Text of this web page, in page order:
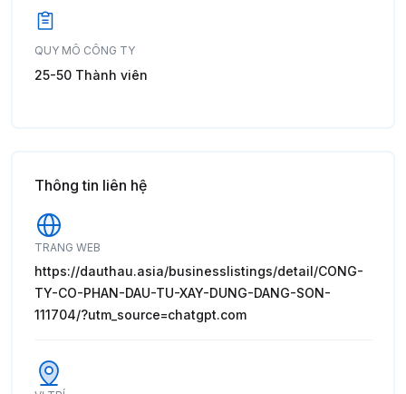
QUY MÔ CÔNG TY
25-50 Thành viên
Thông tin liên hệ
TRANG WEB
https://dauthau.asia/businesslistings/detail/CONG-
TY-CO-PHAN-DAU-TU-XAY-DUNG-DANG-SON-
111704/?utm_source=chatgpt.com